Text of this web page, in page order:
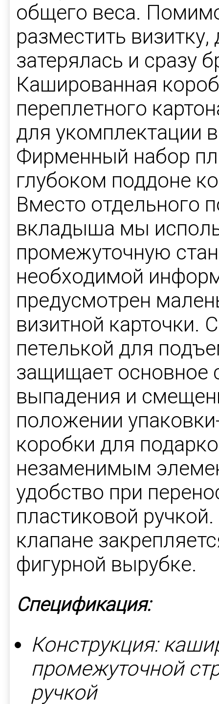
общего веса.
разместить
затерялась и сразу
Кашированная
переплетного
для укомплектации
Фирменный набор
глубоком поддоне
Вместо отдельного
вкладыша мы
промежуточную
необходимой
предусмотрен
визитной карточки.
петелькой для
защищает основное
выпадения и
положении
коробки для
незаменимым
удобство при
пластиковой
клапане
фигурной вырубке.
Спецификация:
Конструкция:
промежуточной
ручкой